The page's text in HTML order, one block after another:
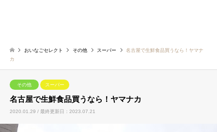
おいなごセレクト その他 スーパー
名古屋で生鮮食品買うなら！ヤマナ
カ
その他 スーパー
名古屋で生鮮食品買うなら！ヤマナカ
2020.01.29 / 最終更新日：2023.07.21